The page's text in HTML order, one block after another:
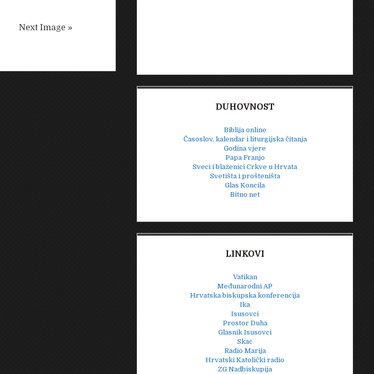
Next Image »
DUHOVNOST
Biblija online
Časoslov, kalendar i liturgijska čitanja
Godina vjere
Papa Franjo
Sveci i blaženici Crkve u Hrvata
Svetišta i prošteništa
Glas Koncila
Bitno net
LINKOVI
Vatikan
Međunarodni AP
Hrvatska biskupska konferencija
Ika
Isusovci
Prostor Duha
Glasnik Isusovci
Skac
Radio Marija
Hrvatski Katolički radio
ZG Nadbiskupija